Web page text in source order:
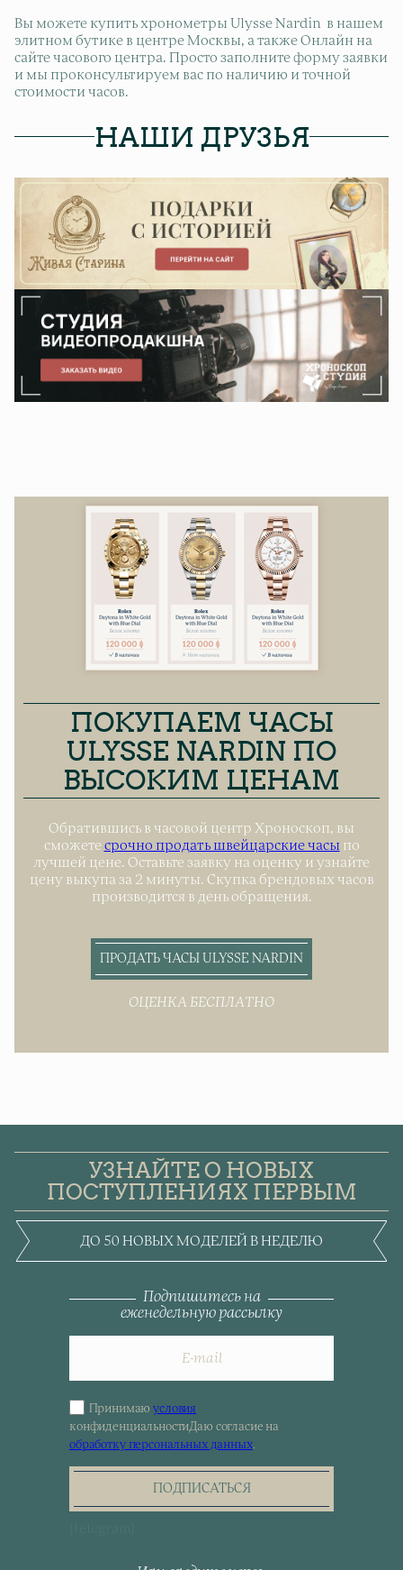
Вы можете купить хронометры Ulysse Nardin в нашем
элитном бутике в центре Москвы, а также Онлайн на
сайте часового центра. Просто заполните форму заявки
и мы проконсультируем вас по наличию и точной
стоимости часов.
НАШИ ДРУЗЬЯ
ПОКУПАЕМ ЧАСЫ
ULYSSE NARDIN ПО
ВЫСОКИМ ЦЕНАМ
Обратившись в часовой центр Хроноскоп, вы
сможете срочно продать швейцарские часы по
лучшей цене. Оставьте заявку на оценку и узнайте
цену выкупа за 2 минуты. Скупка брендовых часов
производится в день обращения.
ПРОДАТЬ ЧАСЫ ULYSSE NARDIN
ОЦЕНКА БЕСПЛАТНО
УЗНАЙТЕ О НОВЫХ
ПОСТУПЛЕНИЯХ ПЕРВЫМ
ДО 50 НОВЫХ МОДЕЛЕЙ В НЕДЕЛЮ
Подпишитесь на
еженедельную рассылку
Sign
up
for
the
Принимаюусловия
конфиденциальностиДаю согласие на
обработку персональных данных.
ПОДПИСАТЬСЯ